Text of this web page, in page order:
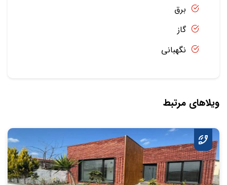
برق
گاز
نگهبانی
ویلاهای مرتبط